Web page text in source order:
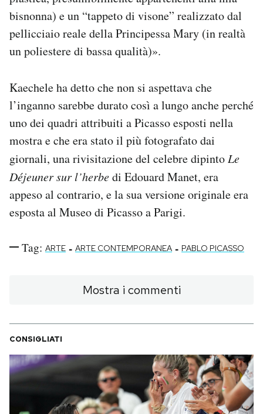
bisnonna) e un “tappeto di visone” realizzato dal
pellicciaio reale della Principessa Mary (in realtà
un poliestere di bassa qualità)».
Kaechele ha detto che non si aspettava che
l’inganno sarebbe durato così a lungo anche perché
uno dei quadri attribuiti a Picasso esposti nella
mostra e che era stato il più fotografato dai
giornali, una rivisitazione del celebre dipinto Le
Déjeuner sur l’herbedi Edouard Manet, era
appeso al contrario, e la sua versione originale era
esposta al Museo di Picasso a Parigi.
Tag: ARTE - ARTE CONTEMPORANEA - PABLO PICASSO
Mostra i commenti
CONSIGLIATI